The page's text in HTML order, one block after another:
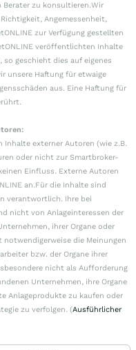
Berater zu konsultieren.Wir
Angemessenheit,
zur Verfügung gestellten
veröffentlichten Inhalte
so geschieht dies auf eigenes
unsere Haftung für etwaige
aus. Eine Haftung für
externer Autoren (wie z.B.
oder nicht zur Smartbroker-
Einfluss. Externe Autoren
an.Für die Inhalte sind
verantwortlich. Ihre bei
nicht von Anlageinteressen der
ihrer Organe oder
die Meinungen
bzw. der Organe ihrer
nicht als Aufforderung
Unternehmen, ihre Organe
Anlageprodukte zu kaufen oder
zu verfolgen. (Ausführlicher